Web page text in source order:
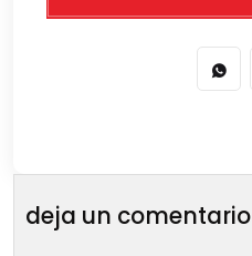
deja un comentario